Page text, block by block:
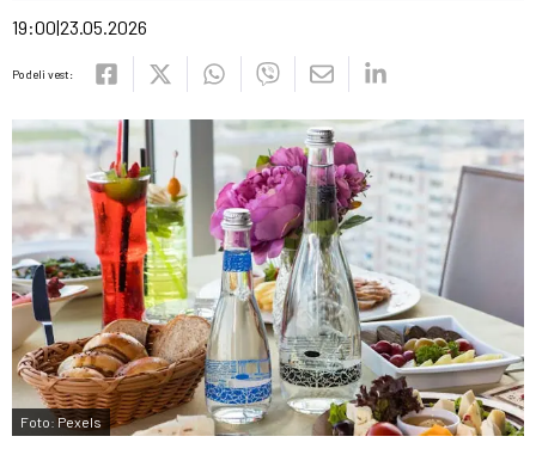
19:00 23.05.2026
Podeli vest:
Foto: Pexels